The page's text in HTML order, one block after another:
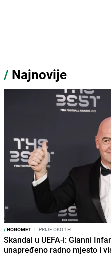
/ Najnovije
/NOGOMET I PRIJE OKO 1H
Skandal u UEFA-i: Gianni
unapređeno radno mjesto i